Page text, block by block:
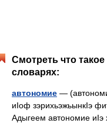
Смотреть что
словарях:
автономие —
иIоф зэрихьэжьынкIэ
Адыгеем автономие